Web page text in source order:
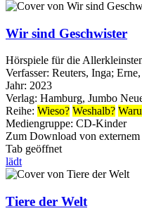
Wir sind Geschwister
Hörspiele für die
Verfasser: Reuters, Inga;
Jahr: 2023
Verlag: Hamburg, Jumbo
Reihe: Wieso? Weshalb?
Mediengruppe: CD-Kinder
Zum Download von
Tab geöffnet
lädt
Tiere der Welt